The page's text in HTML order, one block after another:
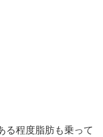
る程度脂肪も乗って